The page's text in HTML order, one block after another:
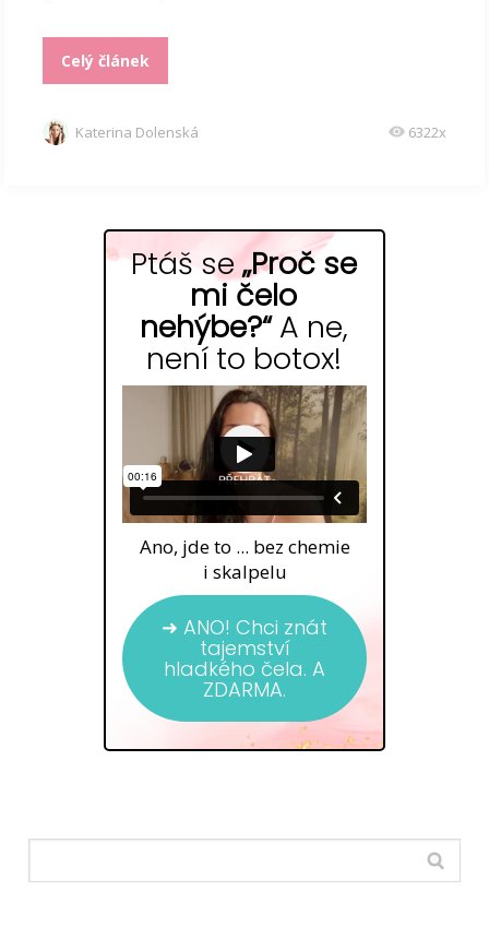
Celý článek
Katerina Dolenská 6322x
Ptáš se „Proč se
mi čelo
nehýbe?“A ne,
není to botox!
Ano, jde to ... bez chemie
i skalpelu
➜ ANO! Chci znát
tajemství
hladkého čela. A
ZDARMA.